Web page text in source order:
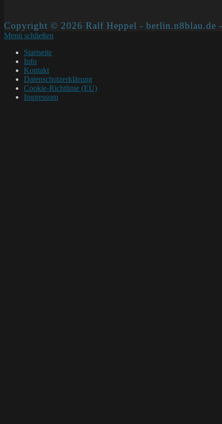
Copyright © 2026 Ralf Heppel - berlin.n8blau.de
Menü schließen
Startseite
Info
Kontakt
Datenschutzerklärung
Cookie-Richtlinie (EU)
Impressum